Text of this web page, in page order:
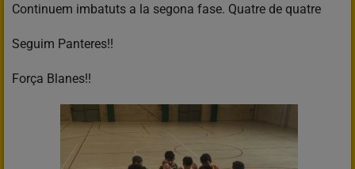
Continuem imbatuts a la segona fase. Quatre de quatre
Seguim Panteres!!
Força Blanes!!